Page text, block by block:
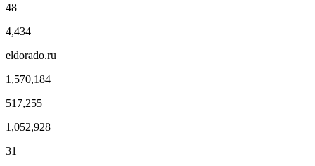
48
4,434
eldorado.ru
1,570,184
517,255
1,052,928
31